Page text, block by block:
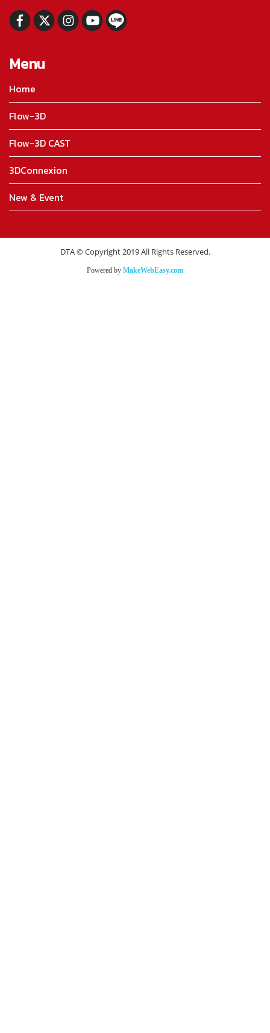
Menu
Home
Flow-3D
Flow-3D CAST
3DConnexion
New & Event
DTA © Copyright 2019 All Rights Reserved.
Powered by MakeWebEasy.com